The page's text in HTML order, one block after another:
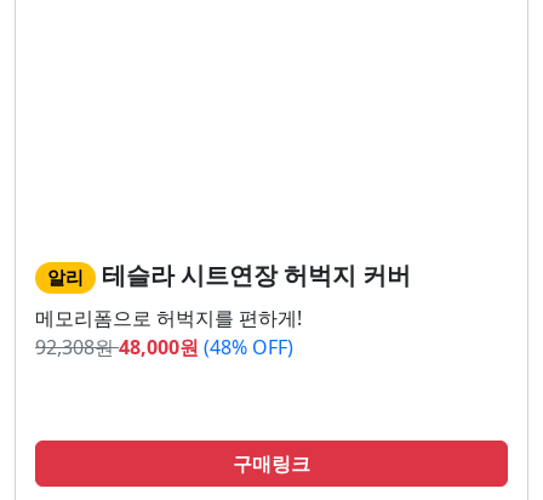
알리 테슬라 시트연장 허벅지 커버
메모리폼으로 허벅지를 편하게!
92,308원48,000원 (48% OFF)
구매링크